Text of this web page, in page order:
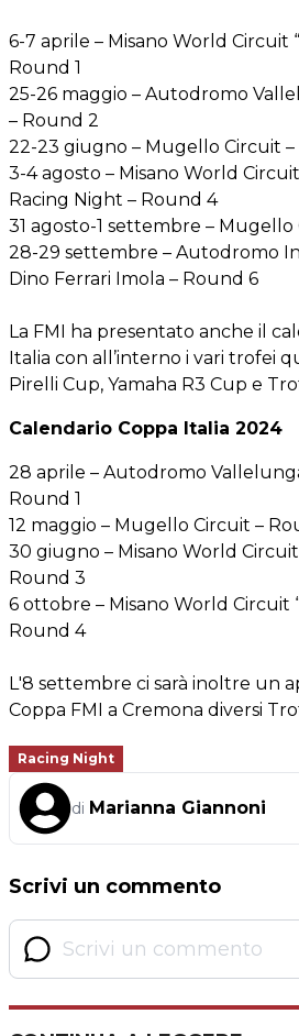
6-7 aprile – Misano World Circuit
Round 1
25-26 maggio – Autodromo
– Round 2
22-23 giugno – Mugello Circuit
3-4 agosto – Misano World
Racing Night – Round 4
31 agosto-1 settembre –
28-29 settembre – Autodromo
Dino Ferrari Imola – Round 6
La FMI ha presentato anche il
Italia con all’interno i vari trofei
Pirelli Cup, Yamaha R3 Cup e
Calendario Coppa Italia 2024
28 aprile – Autodromo
Round 1
12 maggio – Mugello Circuit –
30 giugno – Misano World Circuit
Round 3
6 ottobre – Misano World Circuit
Round 4
L'8 settembre ci sarà inoltre un
Coppa FMI a Cremona diversi
Racing Night
di Marianna Giannoni
Scrivi un commento